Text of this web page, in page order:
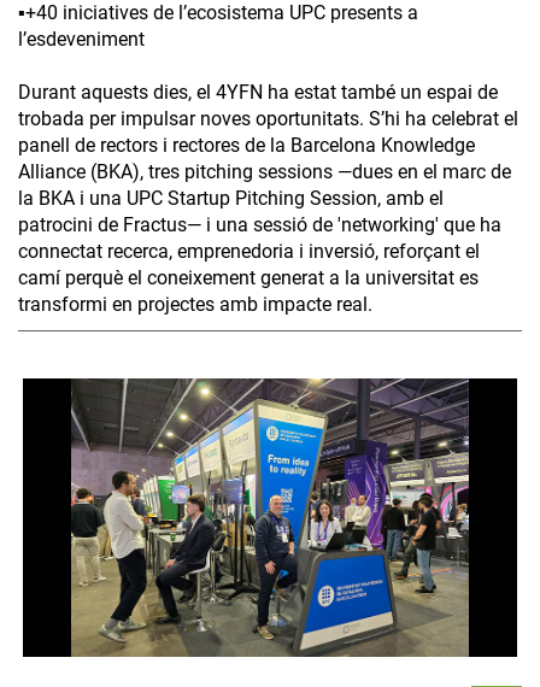
▪️+40 iniciatives de l’ecosistema UPC presents a
l’esdeveniment
Durant aquests dies, el 4YFN ha estat també un espai de
trobada per impulsar noves oportunitats. S’hi ha celebrat el
panell de rectors i rectores de la Barcelona Knowledge
Alliance (BKA), tres pitching sessions —dues en el marc de
la BKA i una UPC Startup Pitching Session, amb el
patrocini de Fractus— i una sessió de 'networking' que ha
connectat recerca, emprenedoria i inversió, reforçant el
camí perquè el coneixement generat a la universitat es
transformi en projectes amb impacte real.